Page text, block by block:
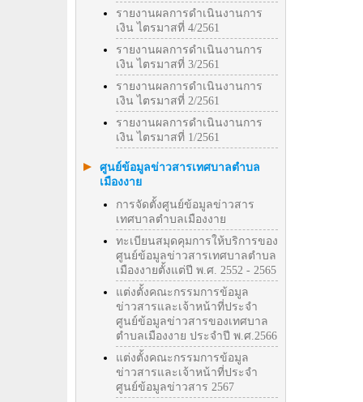
รายงานผลการดำเนินงานการ
เงิน ไตรมาสที่ 4/2561
รายงานผลการดำเนินงานการ
เงิน ไตรมาสที่ 3/2561
รายงานผลการดำเนินงานการ
เงิน ไตรมาสที่ 2/2561
รายงานผลการดำเนินงานการ
เงิน ไตรมาสที่ 1/2561
ศูนย์ข้อมูลข่าวสารเทศบาลตำบล
เมืองงาย
การจัดตั้งศูนย์ข้อมูลข่าวสาร
เทศบาลตำบลเมืองงาย
ทะเบียนสมุดคุมการให้บริการของ
ศูนย์ข้อมูลข่าวสารเทศบาลตำบล
เมืองงายตั้งแต่ปี พ.ศ. 2552 - 2565
แต่งตั้งคณะกรรมการข้อมูล
ข่าวสารและเจ้าหน้าที่ประจำ
ศูนย์ข้อมูลข่าวสารของเทศบาล
ตำบลเมืองงาย ประจำปี พ.ศ.2566
แต่งตั้งคณะกรรมการข้อมูล
ข่าวสารและเจ้าหน้าที่ประจำ
ศูนย์ข้อมูลข่าวสาร 2567